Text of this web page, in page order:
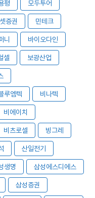
평 모두투어
증권 민테크
니 바이오다인
셀 보광산업
루엠텍 비나텍
비에이치
비츠로셀 빙그레
산일전기
생명 삼성에스디에스
삼성증권